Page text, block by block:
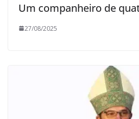
Um companheiro de
27/08/2025